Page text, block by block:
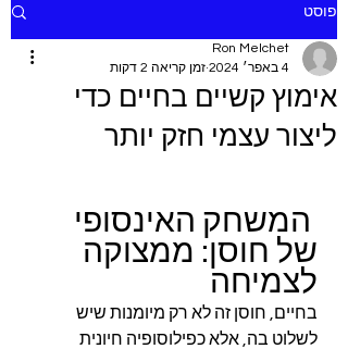
פוסט
אימוץ קשיים בחיים כדי
ליצור עצמי חזק יותר
Ron Melchet
4 באפר׳ 2024
זמן קריאה 2 דקות
המשחק האינסופי
של חוסן: ממצוקה
לצמיחה
בחיים, חוסן זה לא רק מיומנות שיש
לשלוט בה, אלא כפילוסופיה חיונית